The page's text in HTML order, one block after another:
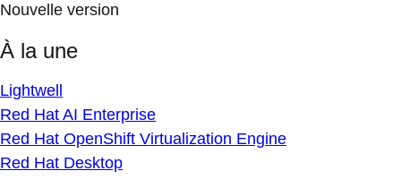
Nouvelle version
À la une
Lightwell
Red Hat AI Enterprise
Red Hat OpenShift Virtualization Engine
Red Hat Desktop